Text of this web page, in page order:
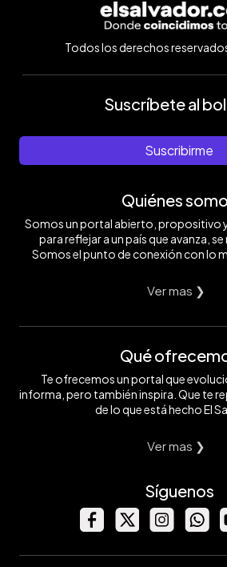
Todos los derechos
Suscríbete al
Suscribirme
Quiénes
Somos un portal abierto, propositivo
para reflejar a un país que avanza, se
Somos el punto de conexión con lo
Ver mas ❯
Qué
Te ofrecemos un portal que
informa, pero también inspira. Que te
de lo que está hecho El
Ver mas ❯
Síguenos